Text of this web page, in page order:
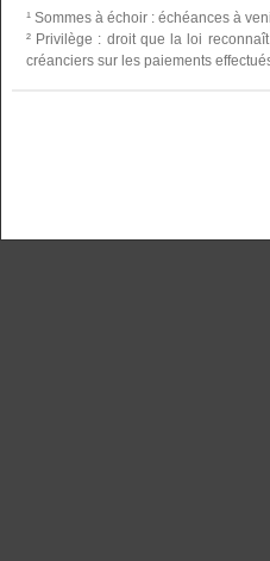
¹ Sommes à échoir : échéances à
² Privilège : droit que la loi
créanciers sur les paiements